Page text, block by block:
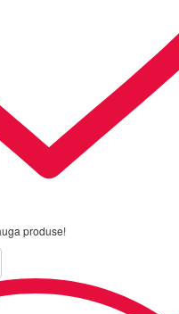
produse!